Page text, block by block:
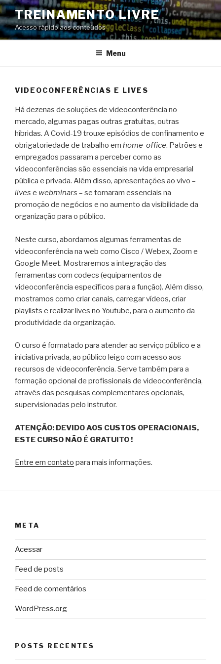
Pular
para
o
conteúdo
TREINAMENTO LIVRE
Acesso rápido aos conteúdos
Menu
VIDEOCONFERÊNCIAS E LIVES
Há dezenas de soluções de videoconferência no
mercado, algumas pagas outras gratuitas, outras
híbridas. A Covid-19 trouxe episódios de confinamento e
obrigatoriedade de trabalho em home-office. Patrões e
empregados passaram a perceber como as
videoconferências são essenciais na vida empresarial
pública e privada. Além disso, apresentações ao vivo –
lives e webminars – se tornaram essenciais na
promoção de negócios e no aumento da visibilidade da
organização para o público.
Neste curso, abordamos algumas ferramentas de
videoconferência na web como Cisco / Webex, Zoom e
Google Meet. Mostraremos a integração das
ferramentas com codecs (equipamentos de
videoconferência específicos para a função). Além disso,
mostramos como criar canais, carregar vídeos, criar
playlists e realizar lives no Youtube, para o aumento da
produtividade da organização.
O curso é formatado para atender ao serviço público e a
iniciativa privada, ao público leigo com acesso aos
recursos de videoconferência. Serve também para a
formação opcional de profissionais de videoconferência,
através das pesquisas complementares opcionais,
supervisionadas pelo instrutor.
ATENÇÃO: DEVIDO AOS CUSTOS OPERACIONAIS,
ESTE CURSO NÃO É GRATUITO !
Entre em contato para mais informações.
META
Acessar
Feed de posts
Feed de comentários
WordPress.org
POSTS RECENTES